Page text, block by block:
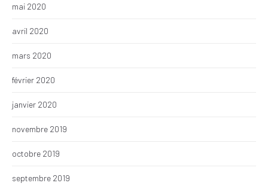
mai 2020
avril 2020
mars 2020
février 2020
janvier 2020
novembre 2019
octobre 2019
septembre 2019